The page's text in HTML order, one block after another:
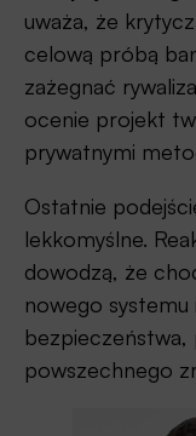
uważa, że
celową próbą
zażegnać
ocenie projekt
prywatnymi
Ostatnie
lekkomyślne.
dowodzą, że
nowego systemu
powszechnego